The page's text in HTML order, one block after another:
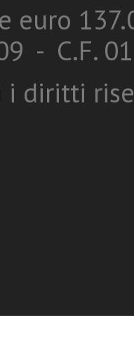
euro
- C.F.
i diritti